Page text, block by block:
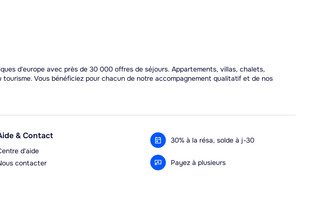
d'europe avec près de 30 000 offres de séjours. Appartements, villas, chalets,
Vous bénéficiez pour chacun de notre accompagnement qualitatif et de nos
& Contact
d'aide
contacter
30% à la résa, solde à j-30
Payez à plusieurs